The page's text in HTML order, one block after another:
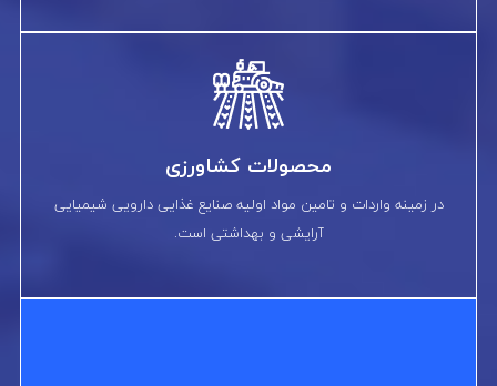
محصولات کشاورزی
در زمینه واردات و تامین مواد اولیه صنایع غذایی دارویی شیمیایی
آرایشی و بهداشتی است.